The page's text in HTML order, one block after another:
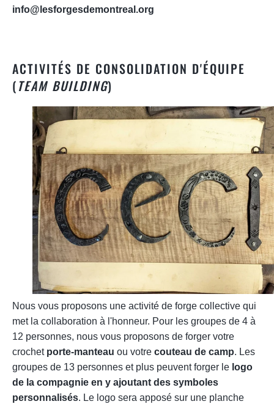
info@lesforgesdemontreal.org
ACTIVITÉS DE CONSOLIDATION D'ÉQUIPE
(TEAM BUILDING)
Nous vous proposons une activité de forge collective qui
met la collaboration à l'honneur. Pour les groupes de 4 à
12 personnes, nous vous proposons de forger votre
crochet porte-manteau ou votre couteau de camp. Les
groupes de 13 personnes et plus peuvent forger le logo
de la compagnie en y ajoutant des symboles
personnalisés. Le logo sera apposé sur une planche